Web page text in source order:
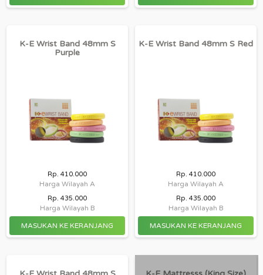
K-E Wrist Band 48mm S
Purple
Rp. 410.000
Harga Wilayah A
Rp. 435.000
Harga Wilayah B
K-E Wrist Band 48mm S Red
Rp. 410.000
Harga Wilayah A
Rp. 435.000
Harga Wilayah B